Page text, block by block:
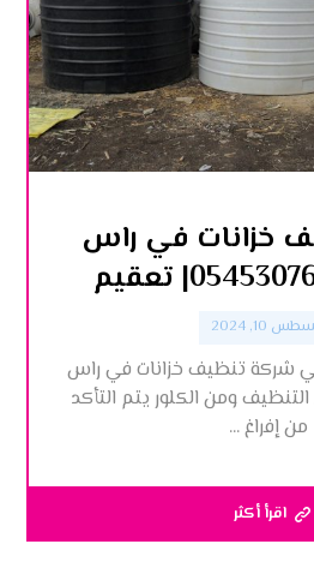
خزانات في راس
10, 2024
شركة تنظيف خزانات في راس
ومن الكلور يتم التأكد
من إفراغ ...
اقرأ أكثر